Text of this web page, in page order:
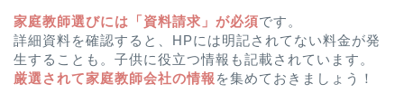
家庭教師選びには「資料請求」が必須です。
詳細資料を確認すると、HPには明記されてない料金が発
生することも。子供に役立つ情報も記載されています。
厳選されて家庭教師会社の情報 を集めておきましょう！